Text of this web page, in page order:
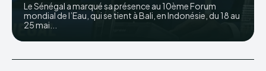
Le Sénégal a marqué sa présence au 10ème Forum
mondial de l’Eau, qui se tient à Bali, en Indonésie, du 18 au
25 mai...